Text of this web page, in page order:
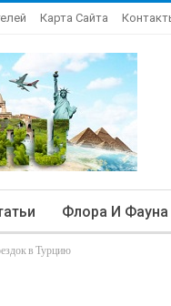
Карта Сайта
Флора И Фауна
в Турцию